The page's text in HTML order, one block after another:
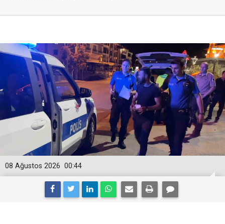
00:44
08 Ağustos 2026